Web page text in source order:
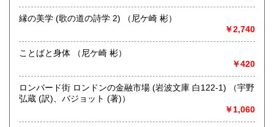
縁の美学 (歌の道の詩学 2) （尼ケ崎 彬）
￥2,740
ことばと身体 （尼ケ崎 彬）
￥420
ロンバード街 ロンドンの金融市場 (岩波文庫 白122-1) （宇野
弘蔵 (訳)、バジョット (著)）
￥1,060